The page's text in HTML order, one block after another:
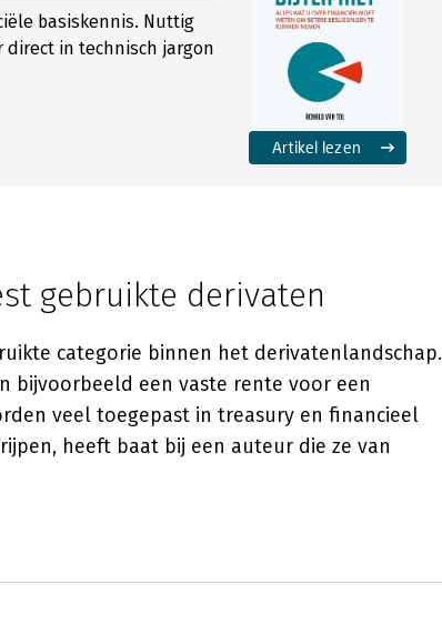
basiskennis. Nuttig
direct in technisch jargon
Artikel lezen
gebruikte derivaten
categorie binnen het derivatenlandschap.
bijvoorbeeld een vaste rente voor een
veel toegepast in treasury en financieel
heeft baat bij een auteur die ze van